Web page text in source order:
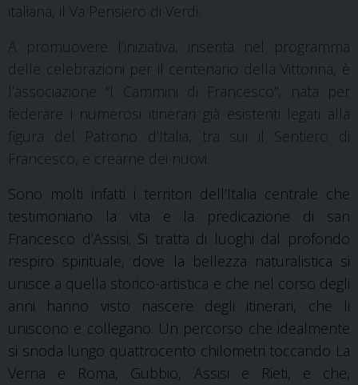
italiana, il Va Pensiero di Verdi.
A promuovere l’iniziativa, inserita nel programma
delle celebrazioni per il centenario della Vittorina, è
l’associazione “I Cammini di Francesco”, nata per
federare i numerosi itinerari già esistenti legati alla
figura del Patrono d’Italia, tra sui il Sentiero di
Francesco, e crearne dei nuovi.
Sono molti infatti i territori dell’Italia centrale che
testimoniano la vita e la predicazione di san
Francesco d’Assisi. Si tratta di luoghi dal profondo
respiro spirituale, dove la bellezza naturalistica si
unisce a quella storico-artistica e che nel corso degli
anni hanno visto nascere degli itinerari, che li
uniscono e collegano. Un percorso che idealmente
si snoda lungo quattrocento chilometri toccando La
Verna e Roma, Gubbio, Assisi e Rieti, e che,